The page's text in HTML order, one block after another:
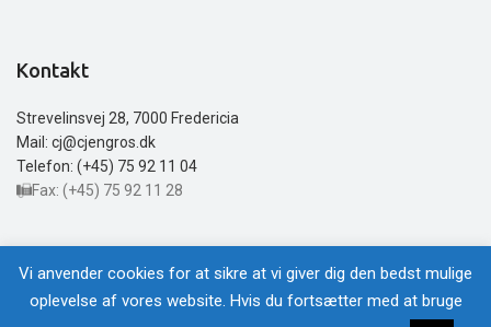
Kontakt
Strevelinsvej 28, 7000 Fredericia
Mail: cj@cjengros.dk
Telefon: (+45) 75 92 11 04
Fax: (+45) 75 92 11 28
Mandag -Torsdag: 8:00 – 16:00
Vi anvender cookies for at sikre at vi giver dig den bedst mulige
oplevelse af vores website. Hvis du fortsætter med at bruge